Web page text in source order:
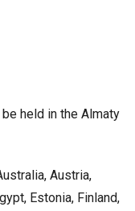
held in the Almaty
Austria,
Estonia, Finland,